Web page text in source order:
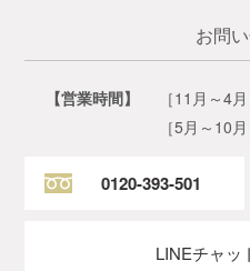
お問
【営業時間】
［11月～4
［5月～10
0120-393-501
LINEチャッ